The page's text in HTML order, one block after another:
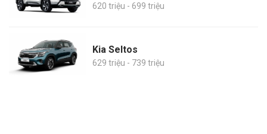
620 triệu - 699 triệu
Kia Seltos
629 triệu - 739 triệu